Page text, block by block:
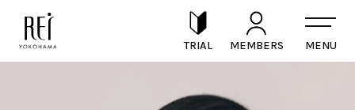
TRIAL MEMBERS